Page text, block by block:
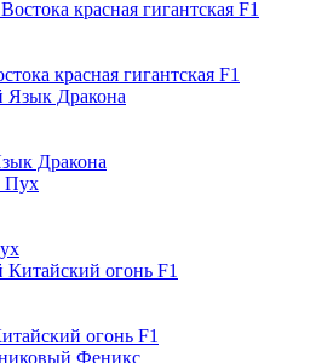
красная гигантская F1
Дракона
огонь F1